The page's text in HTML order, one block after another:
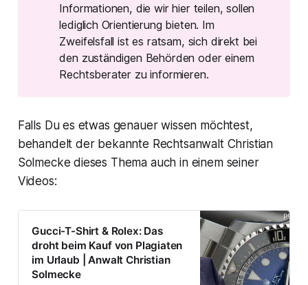
Informationen, die wir hier teilen, sollen
lediglich Orientierung bieten. Im
Zweifelsfall ist es ratsam, sich direkt bei
den zuständigen Behörden oder einem
Rechtsberater zu informieren.
Falls Du es etwas genauer wissen möchtest,
behandelt der bekannte Rechtsanwalt Christian
Solmecke dieses Thema auch in einem seiner
Videos:
Gucci-T-Shirt & Rolex: Das
droht beim Kauf von Plagiaten
im Urlaub | Anwalt Christian
Solmecke